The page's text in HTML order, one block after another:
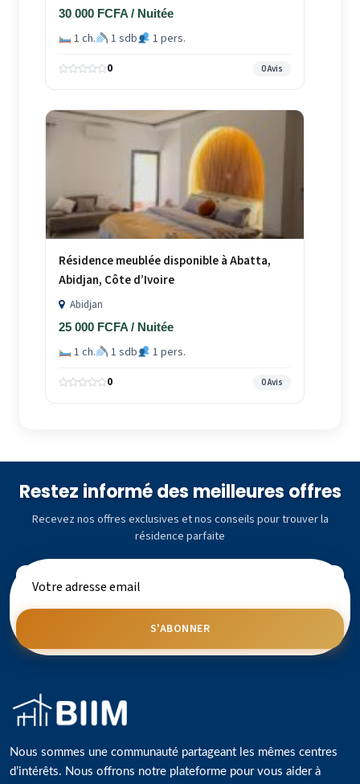
30 000 FCFA / Nuitée
1 ch. 1 sdb 1 pers.
0 0 Avis
Résidence meublée disponible à Abatta,
Abidjan, Côte d’Ivoire
Abidjan
25 000 FCFA / Nuitée
1 ch. 1 sdb 1 pers.
0 0 Avis
Restez informé des meilleures offres
Recevez nos offres exclusives et nos conseils pour trouver la
résidence parfaite
S'ABONNER
Nous sommes une communauté partageant les mêmes centres
d’intérêts. Nous offrons notre plateforme pour vous aider à